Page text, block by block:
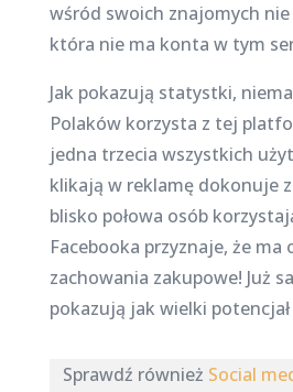
wśród swoich znajomych
która nie ma konta w tym
Jak pokazują statystki,
Polaków korzysta z tej
jedna trzecia wszystkich
klikają w reklamę dokonuje
blisko połowa osób
Facebooka przyznaje, że ma
zachowania zakupowe! Już
pokazują jak wielki
Sprawdź również Social